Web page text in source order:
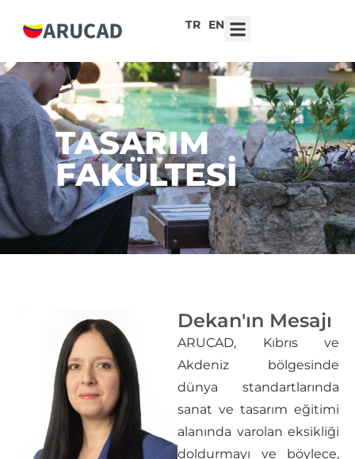
TR EN
TASARIM
FAKÜLTESİ
Dekan'ın Mesajı
ARUCAD, Kıbrıs ve
Akdeniz bölgesinde
dünya standartlarında
sanat ve tasarım eğitimi
alanında varolan eksikliği
doldurmayı ve böylece,